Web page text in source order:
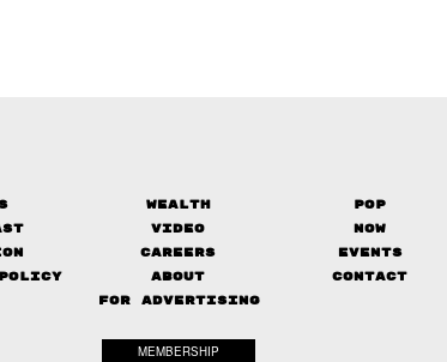
Wealth
Pop
Video
Now
Careers
Events
About
Contact
FOR ADVERTISING
MEMBERSHIP